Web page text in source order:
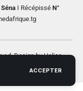
ACCEPTER
I RécépisséN°
Design by Helios